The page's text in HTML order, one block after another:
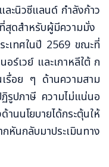
ะนิวซีแลนด์ กำลังก้าว
สุดสำหรับผู้มีความมั่ง
ะเทศในปี 2569 ขณะที่
ร์เวย์ และเกาหลีใต้ ก
รื่อย ๆ ด้านความสาม
รูปภาษี ความไม่แน่นอ
นนโยบายได้กระตุ้นให้
หันกลับมาประเมินทาง